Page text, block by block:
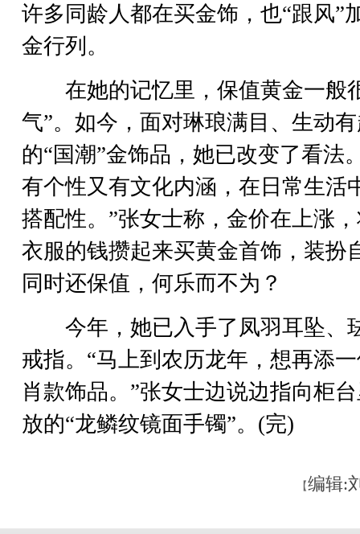
许多同龄人都在买金饰，也“跟风”
金行列。
在她的记忆里，保值黄金一般
气”。如今，面对琳琅满目、生动
的“国潮”金饰品，她已改变了看法
有个性又有文化内涵，在日常生活
搭配性。”张女士称，金价在上涨
衣服的钱攒起来买黄金首饰，装扮
同时还保值，何乐而不为？
今年，她已入手了凤羽耳坠、
戒指。“马上到农历龙年，想再添
肖款饰品。”张女士边说边指向柜
放的“龙鳞纹镜面手镯”。(完)
【编辑: